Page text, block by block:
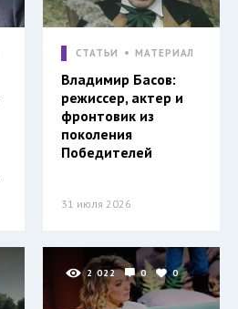
СТАТЬИ МАТЕРИАЛ
Владимир Басов:
режиссер, актер и
фронтовик из
поколения
Победителей
31 июля 2026
2 022 0 0